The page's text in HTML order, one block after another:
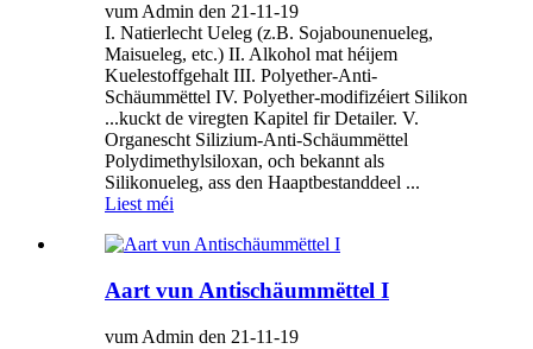
vum Admin den 21-11-19
I. Natierlecht Ueleg (z.B. Sojabounenueleg,
Maisueleg, etc.) II. Alkohol mat héijem
Kuelestoffgehalt III. Polyether-Anti-
Schäummëttel IV. Polyether-modifizéiert Silikon
...kuckt de viregten Kapitel fir Detailer. V.
Organescht Silizium-Anti-Schäummëttel
Polydimethylsiloxan, och bekannt als
Silikonueleg, ass den Haaptbestanddeel ...
Liest méi
Aart vun Antischäummëttel I
vum Admin den 21-11-19